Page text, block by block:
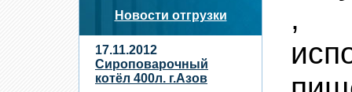
Новости отгрузки
17.11.2012
Сироповарочный
котёл 400л. г.Азов
,